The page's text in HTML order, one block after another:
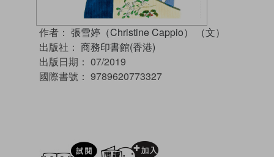
作者： 張雪婷（Christine Cappio） （文）
出版社： 商務印書館(香港)
出版日期： 07/2019
國際書號： 9789620773327
試閲